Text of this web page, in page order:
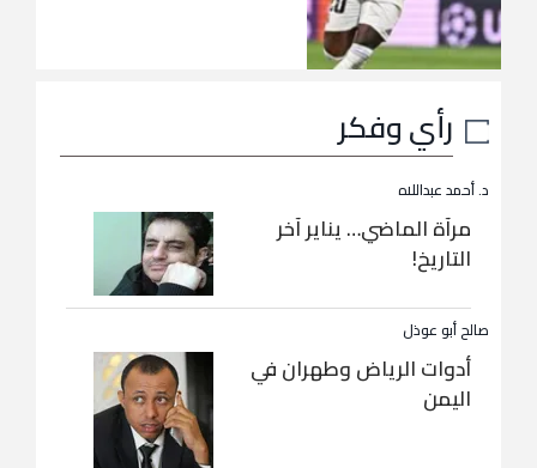
رأي وفكر
د. أحمد عبداللاه
مرآة الماضي… يناير آخر
التاريخ!
صالح أبو عوذل
أدوات الرياض وطهران في
اليمن